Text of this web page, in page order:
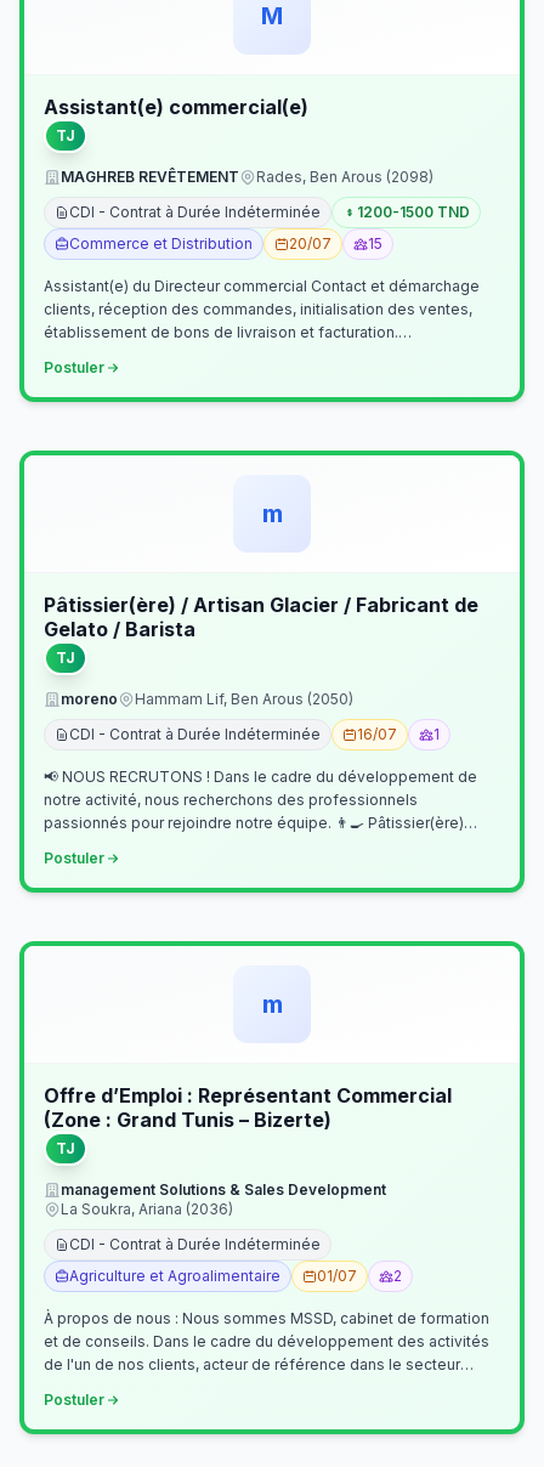
M
Assistant(e) commercial(e)
TJ
MAGHREB REVÊTEMENT
Rades, Ben Arous (2098)
CDI - Contrat à Durée Indéterminée
1200-1500 TND
Commerce et Distribution
20/07 15
Assistant(e) du Directeur commercial Contact et démarchage
clients, réception des commandes, initialisation des ventes,
établissement de bons de livraison et facturation.
Postuler
m
Pâtissier(ère) / Artisan Glacier / Fabricant de
Gelato / Barista
TJ
moreno
Hammam Lif, Ben Arous (2050)
CDI - Contrat à Durée Indéterminée
16/07 1
📢 NOUS RECRUTONS ! Dans le cadre du développement de
notre activité, nous recherchons des professionnels
passionnés pour rejoindre notre équipe. 👨‍🍳 Pâtissier(ère)
Postuler
m
Offre d’Emploi : Représentant Commercial
(Zone : Grand Tunis – Bizerte)
TJ
management Solutions & Sales Development
La Soukra, Ariana (2036)
CDI - Contrat à Durée Indéterminée
Agriculture et Agroalimentaire
01/07 2
À propos de nous : Nous sommes MSSD, cabinet de formation
et de conseils. Dans le cadre du développement des activités
de l'un de nos clients, acteur de référence dans le secteur
Postuler